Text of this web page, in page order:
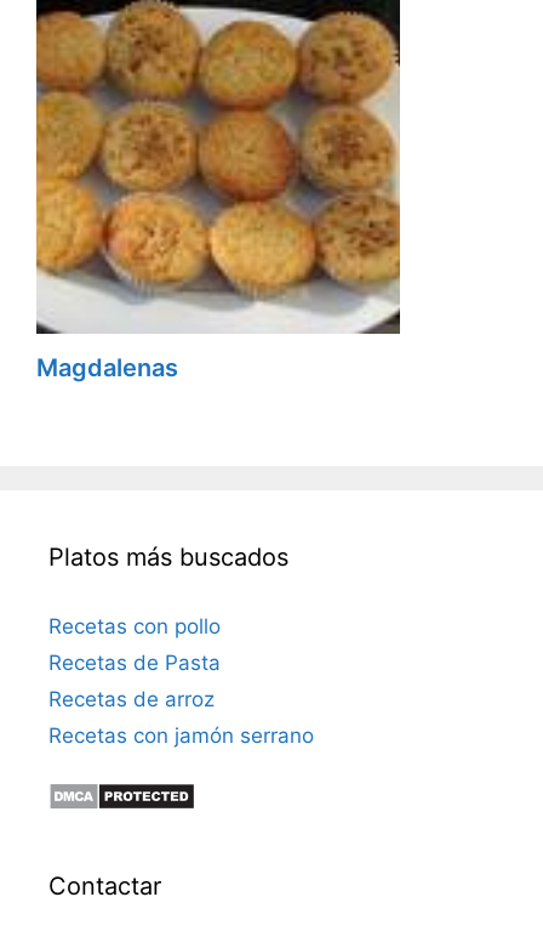
Magdalenas
Platos más buscados
Recetas con pollo
Recetas de Pasta
Recetas de arroz
Recetas con jamón serrano
Contactar